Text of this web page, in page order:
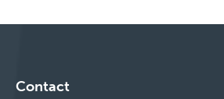
Contact